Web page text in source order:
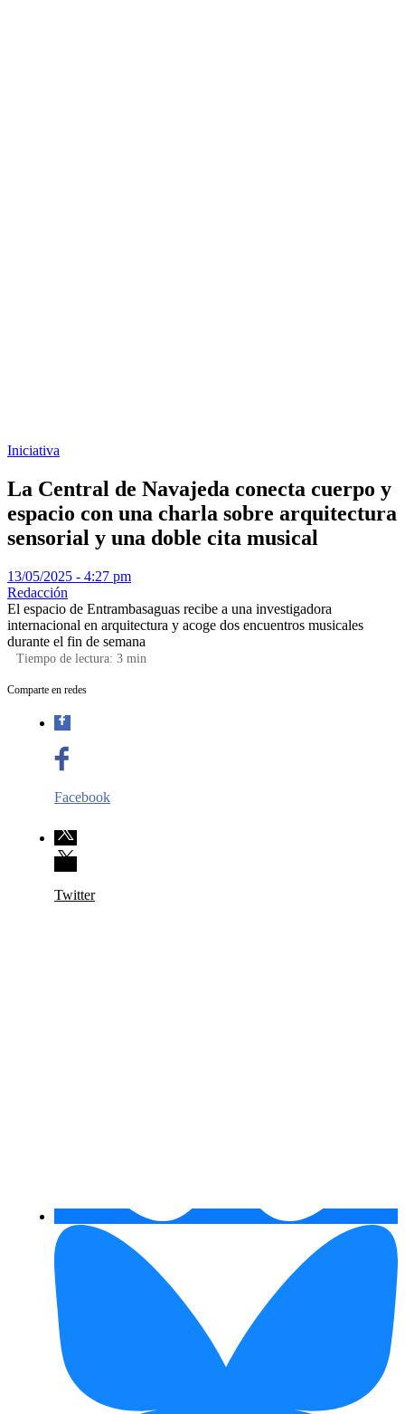
Iniciativa
La Central de Navajeda conecta cuerpo y
espacio con una charla sobre arquitectura
sensorial y una doble cita musical
13/05/2025 - 4:27 pm
Redacción
El espacio de Entrambasaguas recibe a una investigadora
internacional en arquitectura y acoge dos encuentros musicales
durante el fin de semana
Tiempo de lectura: 3 min
Comparte en redes
Facebook
Twitter